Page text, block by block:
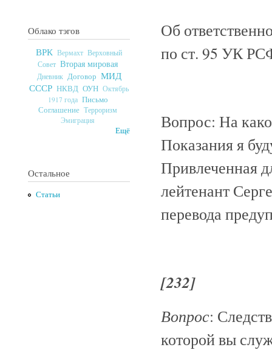
Облако тэгов
ВРК Вермахт Верховный
Совет Вторая мировая
Дневник Договор МИД
СССР НКВД ОУН Октябрь
1917 года Письмо
Соглашение Терроризм
Эмиграция
Ещё
Остальное
Статьи
Об
по ст. 95 УК
Вопрос: На
Показания я
Привлеченная
лейтенант
перевода
[232]
Вопрос:
которой вы